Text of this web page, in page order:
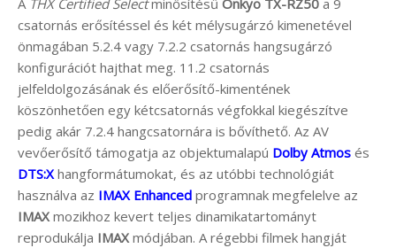
A THX Certified Selectminősítésű Onkyo TX-RZ50 a 9
csatornás erősítéssel és két mélysugárzó kimenetével
önmagában 5.2.4 vagy 7.2.2 csatornás hangsugárzó
konfigurációt hajthat meg. 11.2 csatornás
jelfeldolgozásának és előerősítő-kimentének
köszönhetően egy kétcsatornás végfokkal kiegészítve
pedig akár 7.2.4 hangcsatornára is bővíthető. Az AV
vevőerősítő támogatja az objektumalapú Dolby Atmos és
DTS:Xhangformátumokat, és az utóbbi technológiát
használva az IMAX Enhanced programnak megfelelve az
IMAXmozikhoz kevert teljes dinamikatartományt
reprodukálja IMAXmódjában. A régebbi filmek hangját